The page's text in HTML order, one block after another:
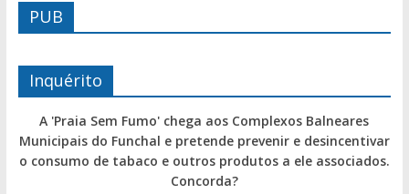
PUB
Inquérito
A 'Praia Sem Fumo' chega aos Complexos Balneares
Municipais do Funchal e pretende prevenir e desincentivar
o consumo de tabaco e outros produtos a ele associados.
Concorda?